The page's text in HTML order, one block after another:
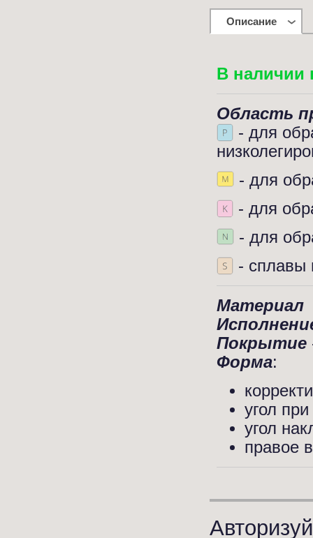
Описание
В наличии
Область
- для
- для
- для
- для
- сплавы
Материал
Покрытие
Форма:
угол
угол
правое